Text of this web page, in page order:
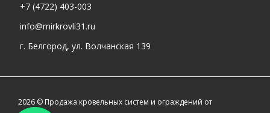
+7 (4722) 403-003
info@mirkrovli31.ru
г. Белгород, ул. Волчанская 139
2026 © Продажа кровельных систем и ограждений от